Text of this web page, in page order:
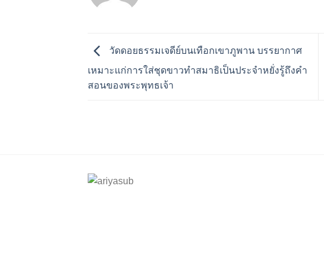
วัดดอยธรรมเจดีย์บนเทือกเขาภูพาน บรรยากาศ
เหมาะแก่การใส่ชุดขาวทำสมาธิเป็นประจำหยั่งรู้ถึงคำ
สอนของพระพุทธเจ้า